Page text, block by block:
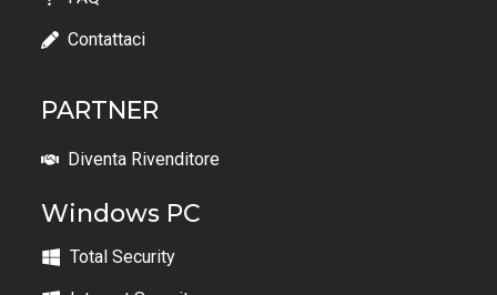
Contattaci
PARTNER
Diventa Rivenditore
Windows PC
Total Security